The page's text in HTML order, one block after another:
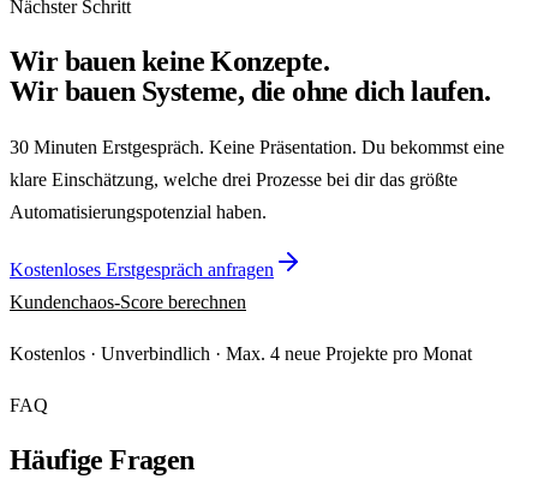
Nächster Schritt
Wir bauen keine Konzepte.
Wir bauen Systeme, die ohne dich laufen.
30 Minuten Erstgespräch. Keine Präsentation. Du bekommst eine
klare Einschätzung, welche drei Prozesse bei dir das größte
Automatisierungspotenzial haben.
Kostenloses Erstgespräch anfragen
Kundenchaos-Score berechnen
Kostenlos · Unverbindlich · Max. 4 neue Projekte pro Monat
FAQ
Häufige Fragen